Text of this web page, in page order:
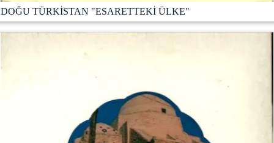
DOĞU TÜRKİSTAN "ESARETTEKİ ÜLKE"